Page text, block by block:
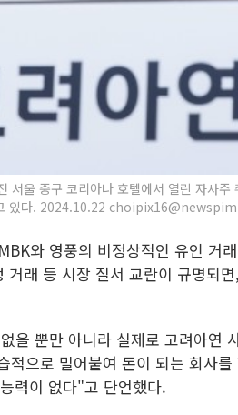
울 중구 코리아나 호텔에서 열린 자사
있다. 2024.10.22
와 영풍의 비정상적인 유인 거
래 등 시장 질서 교란이 규명되
을 뿐만 아니라 실제로 고려아연
으로 밀어붙여 돈이 되는 회사
력이 없다"고 단언했다.